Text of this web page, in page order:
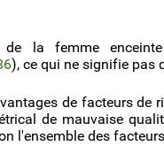
de la femme
), ce qui ne signifie pas
de facteurs de
de mauvaise
l'ensemble des